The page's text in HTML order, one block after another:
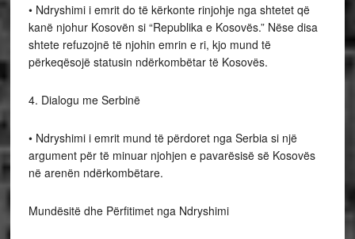
• Ndryshimi i emrit do të kërkonte rinjohje nga shtetet që
kanë njohur Kosovën si “Republika e Kosovës.” Nëse disa
shtete refuzojnë të njohin emrin e ri, kjo mund të
përkeqësojë statusin ndërkombëtar të Kosovës.
4. Dialogu me Serbinë
• Ndryshimi i emrit mund të përdoret nga Serbia si një
argument për të minuar njohjen e pavarësisë së Kosovës
në arenën ndërkombëtare.
Mundësitë dhe Përfitimet nga Ndryshimi